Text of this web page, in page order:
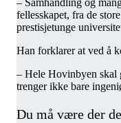
– Samhandling og
fellesskapet, fra de
prestisjetunge
Han forklarer at ved å
– Hele Hovinbyen skal
trenger ikke bare
Du må være der